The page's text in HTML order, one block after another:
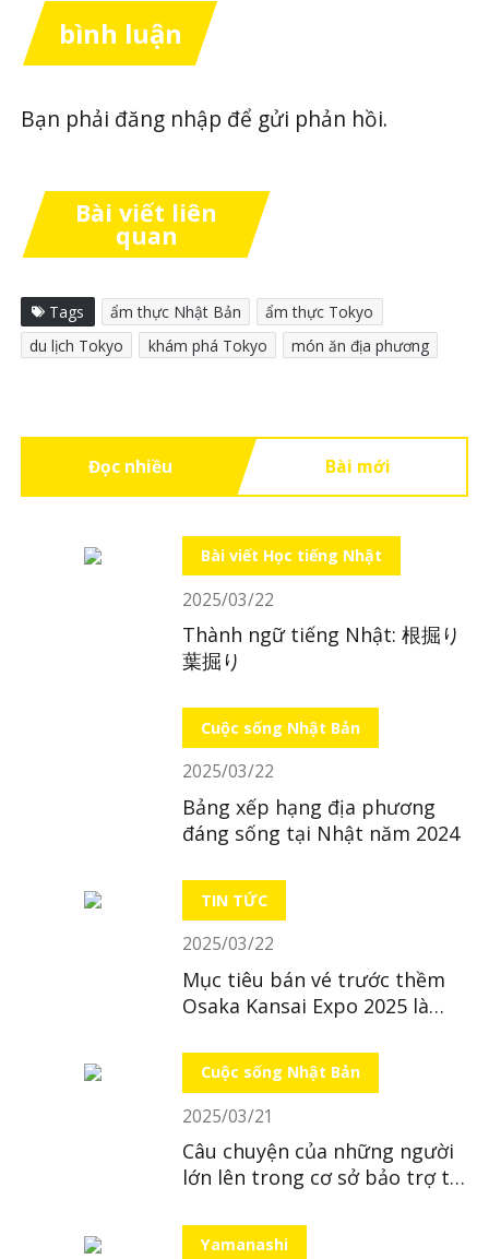
bình luận
Bạn phải đăng nhập để gửi phản hồi.
Bài viết liên
quan
Tags ẩm thực Nhật Bản
ẩm thực Tokyo
du lịch Tokyo
khám phá Tokyo món ăn địa phương
Đọc nhiều Bài mới
Bài viết Học tiếng Nhật
2025/03/22
Thành ngữ tiếng Nhật: 根掘り
葉掘り
Cuộc sống Nhật Bản
2025/03/22
Bảng xếp hạng địa phương
đáng sống tại Nhật năm 2024
TIN TỨC
2025/03/22
Mục tiêu bán vé trước thềm
Osaka Kansai Expo 2025 là
Cuộc sống Nhật Bản
2025/03/21
Câu chuyện của những người
lớn lên trong cơ sở bảo trợ tại
Yamanashi